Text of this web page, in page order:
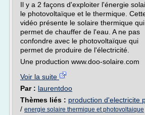
Il y a 2 façons d'exploiter l'énergie
le photovoltaïque et le thermique.
vidéo présente le solaire thermique qui
permet de chauffer de l'eau. A ne pas
confondre avec le photovoltaïque qui
permet de produire de l'électricité.
Une production www.doo-solaire.com
Voir la suite
Par : laurentdoo
Thèmes liés : production d'electricite
/ energie solaire thermique et photovoltaique